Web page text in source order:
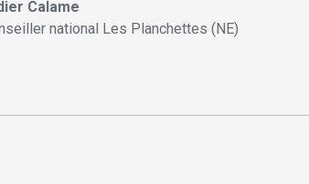
Calame
national Les Planchettes (NE)